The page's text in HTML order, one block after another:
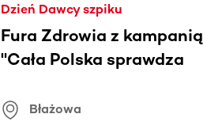
Dzień Dawcy szpiku
Fura Zdrowia z kampanią
"Cała Polska sprawdza
Błażowa